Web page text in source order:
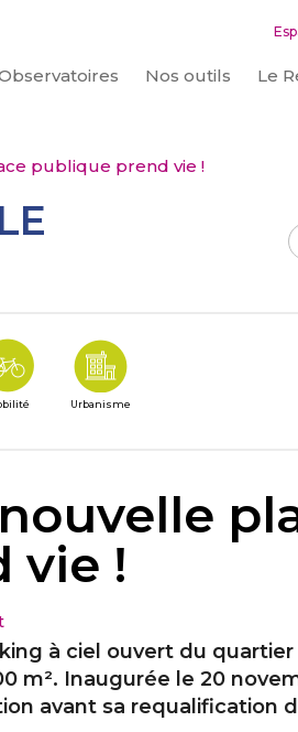
Nos outils Le
CHERCHER
publique prend vie !
Urbanisme
vie !
à ciel ouvert du
m². Inaugurée le 20
avant sa requalification